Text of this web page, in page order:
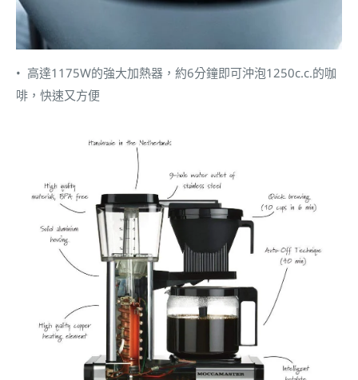
• 高達1175W的強大加熱器，約6分鐘即可沖泡1250c.c.的咖
啡，快速又方便